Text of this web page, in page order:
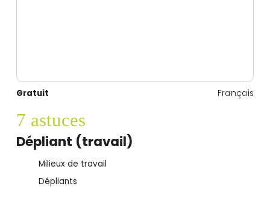
Gratuit Français
7 astuces
Dépliant (travail)
Milieux de travail
Dépliants